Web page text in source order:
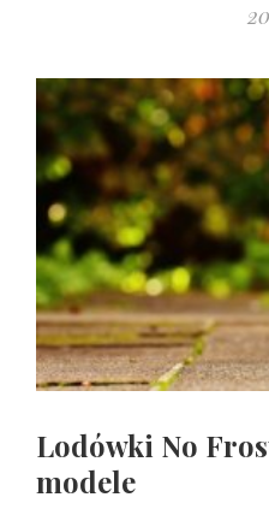
Lodówki No
modele